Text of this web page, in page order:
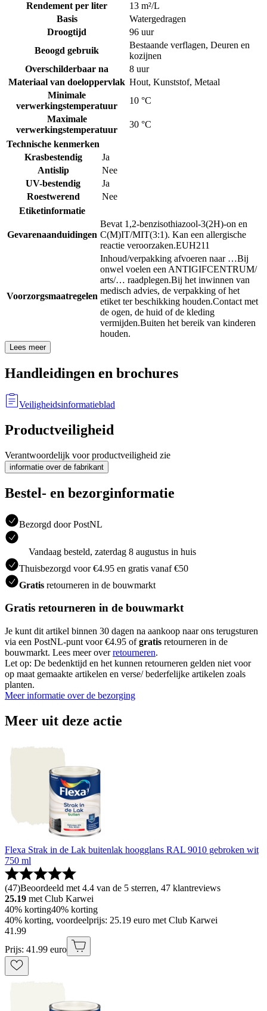
Rendement per liter
13 m²/L
Basis
Watergedragen
Droogtijd
96 uur
Beoogd gebruik
Bestaande verflagen, Deuren en
kozijnen
Overschilderbaar na
8 uur
Materiaal van doeloppervlak Hout, Kunststof, Metaal
Minimale
verwerkingstemperatuur
10 °C
Maximale
verwerkingstemperatuur
30 °C
Technische kenmerken
Krasbestendig
Ja
Antislip
Nee
UV-bestendig
Ja
Roestwerend
Nee
Etiketinformatie
Gevarenaanduidingen
Bevat 1,2-benzisothiazool-3(2H)-on en
C(M)IT/MIT(3:1). Kan een allergische
reactie veroorzaken.EUH211
Voorzorgsmaatregelen
Inhoud/verpakking afvoeren naar …Bij
onwel voelen een ANTIGIFCENTRUM/
arts/… raadplegen.Bij het inwinnen van
medisch advies, de verpakking of het
etiket ter beschikking houden.Contact met
de ogen, de huid of de kleding
vermijden.Buiten het bereik van kinderen
houden.
Lees meer
Handleidingen en brochures
Veiligheidsinformatieblad
Productveiligheid
Verantwoordelijk voor productveiligheid zie
informatie over de fabrikant
Bestel- en bezorginformatie
Bezorgd door PostNL
Vandaag besteld, zaterdag 8 augustus in huis
Thuisbezorgd voor €4.95 en gratis vanaf €50
Gratis retourneren in de bouwmarkt
Gratis retourneren in de bouwmarkt
Je kunt dit artikel binnen 30 dagen na aankoop naar ons terugsturen
via een PostNL-punt voor €4.95 ofgratis retourneren in de
bouwmarkt. Lees meer overretourneren.
Let op: De bedenktijd en het kunnen retourneren gelden niet voor
op maat gemaakte artikelen en verse/ bederfelijke artikelen zoals
planten.
Meer informatie over de bezorging
Meer uit deze actie
Flexa Strak in de Lak buitenlak hoogglans RAL 9010 gebroken wit
750 ml
(47)Beoordeeld met 4.4 van de 5 sterren, 47 klantreviews
25.19 met Club Karwei
40% korting40% korting
40% korting, voordeelprijs: 25.19 euro met Club Karwei
41 .99
Prijs: 41.99 euro